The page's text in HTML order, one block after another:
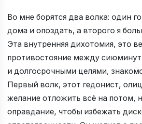
Во мне борятся два волка: один
дома и опоздать, а второго я
Эта внутренняя дихотомия, это
противостояние между
и долгосрочными целями,
Первый волк, этот гедонист,
желание отложить всё на потом,
оправдание, чтобы избежать